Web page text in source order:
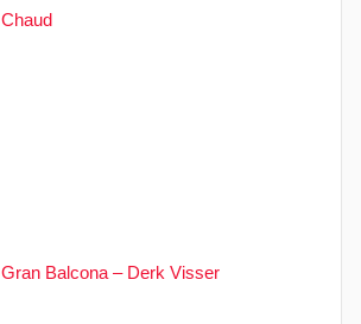
Chaud
Gran Balcona – Derk Visser